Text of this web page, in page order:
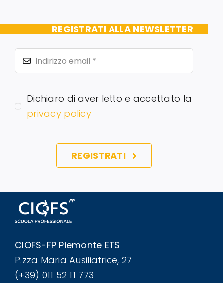
REGISTRATI ALLA NEWSLETTER
Dichiaro di aver letto e accettato la
privacy policy
REGISTRATI
CIOFS-FP Piemonte ETS
P.zza Maria Ausiliatrice, 27
(+39) 011 52 11 773